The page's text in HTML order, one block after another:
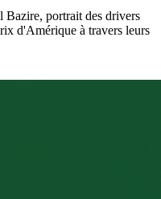
Bazire, portrait des drivers
d'Amérique à travers leurs